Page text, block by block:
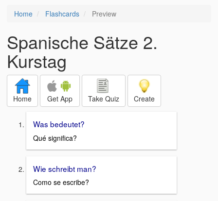
Home Flashcards Preview
Spanische Sätze 2.
Kurstag
Home Get App Take Quiz Create
Was bedeutet?
Qué significa?
Wie schreibt man?
Como se escribe?